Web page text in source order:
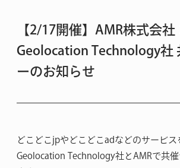
【2/17開催】AMR株式会
Geolocation Technology社
ーのお知らせ
どこどこjpやどこどこadなどのサービス
Geolocation Technology社とAMRで共